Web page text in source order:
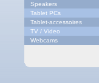
Speakers
Tablet PCs
Tablet-accessoires
TV / Video
Webcams